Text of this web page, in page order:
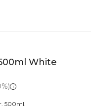
White
500ml.